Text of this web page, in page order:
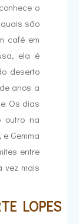
o
quais são
café em
ela é
deserto
anos a
Os dias
outro na
Gemma
entre
vez mais
LOPES